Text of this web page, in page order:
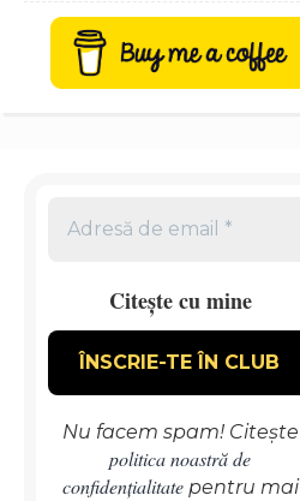
Citește cu mine
Nu facem spam! Citește
politica noastră de
confidențialitatepentru mai